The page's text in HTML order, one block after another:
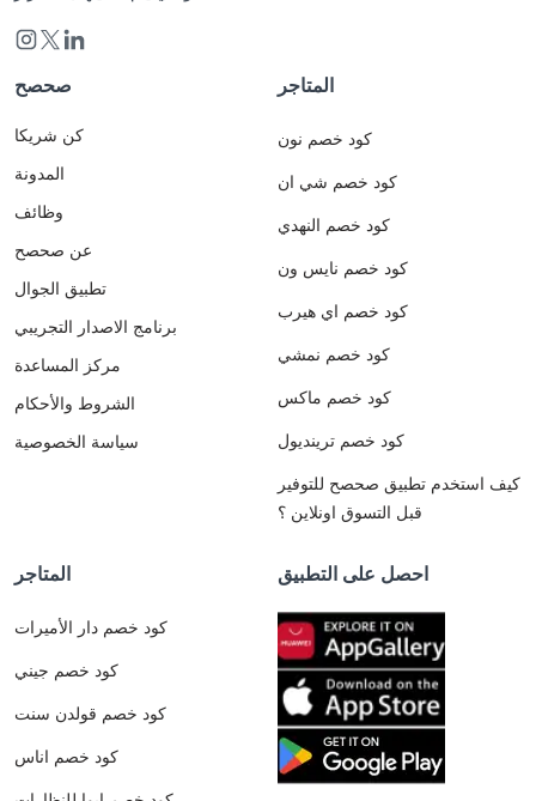
صحصح
كن شريكا
المدونة
وظائف
عن صحصح
تطبيق الجوال
برنامج الاصدار التجريبي
مركز المساعدة
الشروط والأحكام
سياسة الخصوصية
المتاجر
كود خصم نون
كود خصم شي ان
كود خصم النهدي
كود خصم نايس ون
كود خصم اي هيرب
كود خصم نمشي
كود خصم ماكس
كود خصم ترينديول
كيف استخدم تطبيق صحصح للتوفير
قبل التسوق اونلاين ؟
المتاجر
كود خصم دار الأميرات
كود خصم جيني
كود خصم قولدن سنت
كود خصم اناس
احصل على التطبيق